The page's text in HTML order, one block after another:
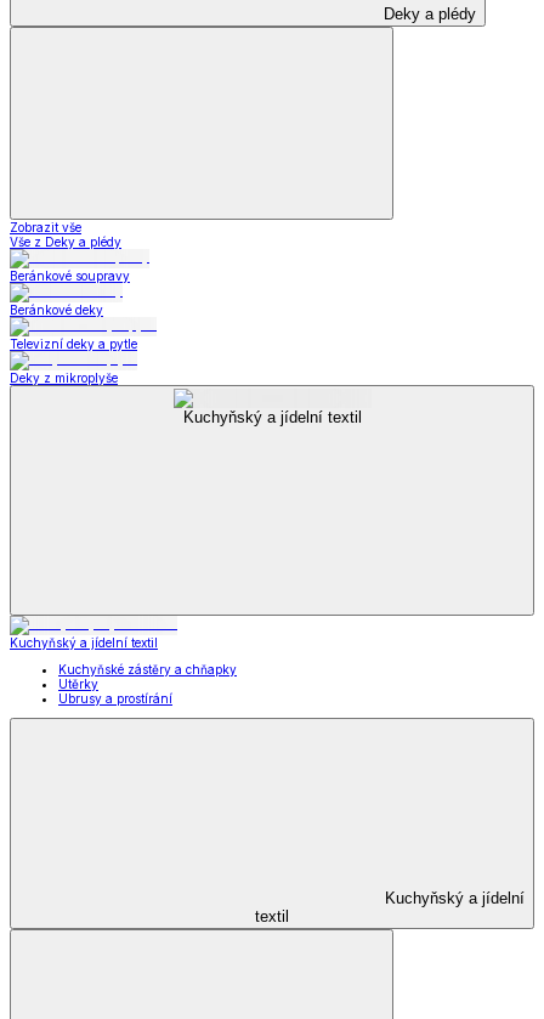
Deky a plédy
Zobrazit vše
Vše z Deky a plédy
Beránkové soupravy
Beránkové deky
Televizní deky a pytle
Deky z mikroplyše
Kuchyňský a jídelní textil
Kuchyňský a jídelní textil
Kuchyňské zástěry a chňapky
Utěrky
Ubrusy a prostírání
Kuchyňský a jídelní
textil